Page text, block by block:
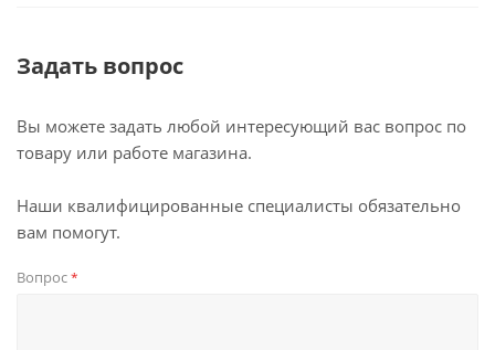
Задать вопрос
Вы можете задать любой интересующий вас вопрос по
товару или работе магазина.
Наши квалифицированные специалисты обязательно
вам помогут.
Вопрос*